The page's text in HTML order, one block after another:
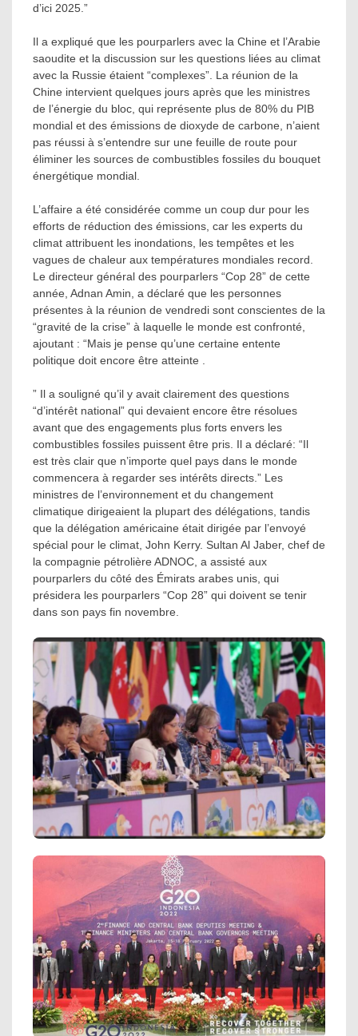
d’ici 2025.”
Il a expliqué que les pourparlers avec la Chine et l’Arabie
saoudite et la discussion sur les questions liées au climat
avec la Russie étaient “complexes”. La réunion de la
Chine intervient quelques jours après que les ministres
de l’énergie du bloc, qui représente plus de 80% du PIB
mondial et des émissions de dioxyde de carbone, n’aient
pas réussi à s’entendre sur une feuille de route pour
éliminer les sources de combustibles fossiles du bouquet
énergétique mondial.
L’affaire a été considérée comme un coup dur pour les
efforts de réduction des émissions, car les experts du
climat attribuent les inondations, les tempêtes et les
vagues de chaleur aux températures mondiales record.
Le directeur général des pourparlers “Cop 28” de cette
année, Adnan Amin, a déclaré que les personnes
présentes à la réunion de vendredi sont conscientes de la
“gravité de la crise” à laquelle le monde est confronté,
ajoutant : “Mais je pense qu’une certaine entente
politique doit encore être atteinte .
” Il a souligné qu’il y avait clairement des questions
“d’intérêt national” qui devaient encore être résolues
avant que des engagements plus forts envers les
combustibles fossiles puissent être pris. Il a déclaré: “Il
est très clair que n’importe quel pays dans le monde
commencera à regarder ses intérêts directs.” Les
ministres de l’environnement et du changement
climatique dirigeaient la plupart des délégations, tandis
que la délégation américaine était dirigée par l’envoyé
spécial pour le climat, John Kerry. Sultan Al Jaber, chef de
la compagnie pétrolière ADNOC, a assisté aux
pourparlers du côté des Émirats arabes unis, qui
présidera les pourparlers “Cop 28” qui doivent se tenir
dans son pays fin novembre.